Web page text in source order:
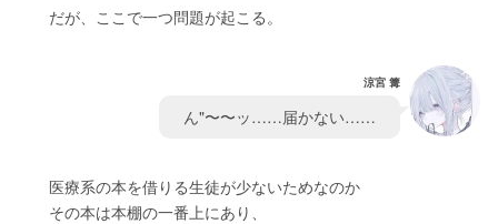
だが、ここで一つ問題が起こる。
涼宮 篝
ん"〜〜ッ……届かない……
医療系の本を借りる生徒が少ないためなのか
その本は本棚の一番上にあり、